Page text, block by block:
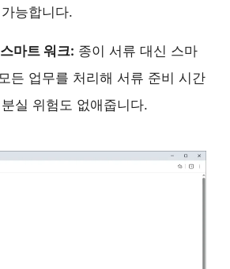
능합니다.
마트 워크: 종이 서류 대신 스마
든 업무를 처리해 서류 준비 시간
실 위험도 없애줍니다.